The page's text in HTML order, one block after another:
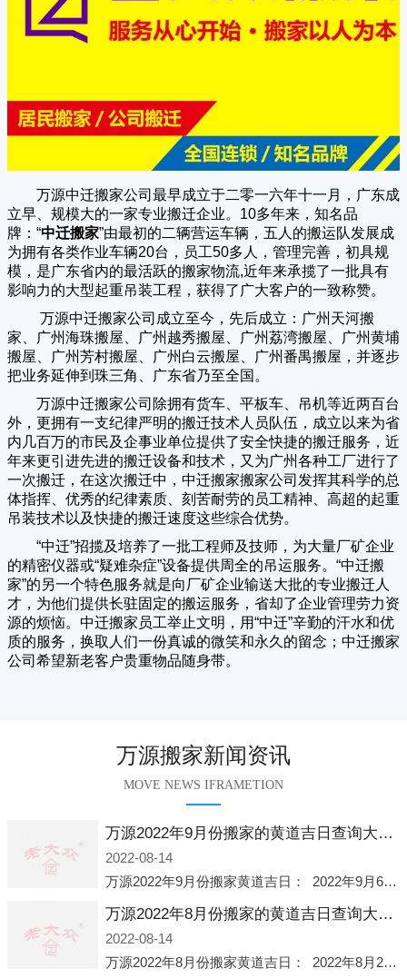
万源中迁搬家公司 最早成立于二零一六年十一月，广东成
立早、规模大的一家专业搬迁企业。10多年来，知名品
牌：“中迁搬家”由最初的二辆营运车辆，五人的搬运队发展成
为拥有各类作业车辆20台，员工50多人，管理完善，初具规
模，是广东省内的最活跃的搬家物流,近年来承揽了一批具有
影响力的大型起重吊装工程，获得了广大客户的一致称赞。
万源中迁搬家公司成立至今，先后成立：广州天河搬
家、广州海珠搬屋、广州越秀搬屋、广州荔湾搬屋、广州黄埔
搬屋、广州芳村搬屋、广州白云搬屋、广州番禺搬屋，并逐步
把业务延伸到珠三角、广东省乃至全国。
万源中迁搬家公司除拥有货车、平板车、吊机等近两百台
外，更拥有一支纪律严明的搬迁技术人员队伍，成立以来为省
内几百万的市民及企事业单位提供了安全快捷的搬迁服务，近
年来更引进先进的搬迁设备和技术，又为广州各种工厂进行了
一次搬迁，在这次搬迁中， 中迁搬家搬家公司发挥其科学的总
体指挥、优秀的纪律素质、刻苦耐劳的员工精神、高超的起重
吊装技术以及快捷的搬迁速度这些综合优势。
“中迁”招揽及培养了一批工程师及技师，为大量厂矿企业
的精密仪器或“疑难杂症”设备提供周全的吊运服务。“中迁搬
家”的另一个特色服务就是向厂矿企业输送大批的专业搬迁人
才，为他们提供长驻固定的搬运服务，省却了企业管理劳力资
源的烦恼。 中迁搬家员工举止文明，用“中迁”辛勤的汗水和优
质的服务，换取人们一份真诚的微笑和永久的留念； 中迁搬家
公司希望新老客户贵重物品随身带。
万源搬家新闻资讯
MOVE NEWS IFRAMETION
万源2022年9月份搬家的黄道吉日查询大全一览表哪天适合搬家好日子
2022-08-14
万源2022年9月份搬家黄道吉日： 2022年9月6日 「星期二」 农历八月十一2022年9月12日 「星期一」 农历八月十七2022年9月16日 「星期五」 农历八月廿一2022年9月2
万源2022年8月份搬家的黄道吉日查询大全一览表哪天适合搬家好日子
2022-08-14
万源2022年8月份搬家黄道吉日： 2022年8月2日 「星期二」 农历七月初五2022年8月6日 「星期六」 农历七月初九2022年8月8日 「星期一」 农历七月十一2022年8月10日 「